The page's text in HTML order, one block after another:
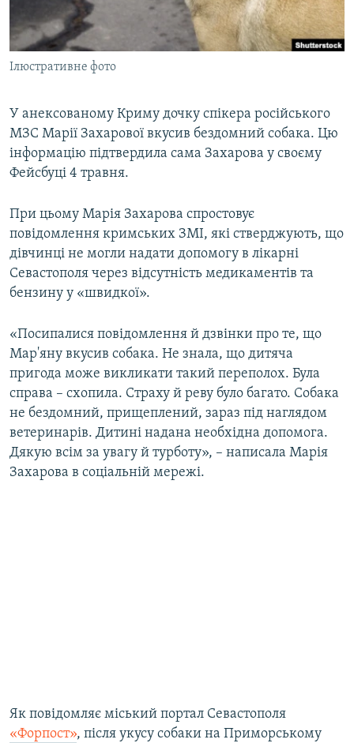
ВІДЕОУРОКИ «ELIFBE»
СВІДЧЕННЯ ОКУПАЦІЇ
УКРАЇНСЬКА ПРОБЛЕМА КРИМУ
Русский
Qırımtatar
Усі сайти RFE/RL
Ілюстративне фото
У анексованому Криму дочку спікера російського
МЗС Марії Захарової вкусив бездомний собака. Цю
інформацію підтвердила сама Захарова у своєму
Фейсбуці 4 травня.
При цьому Марія Захарова спростовує
повідомлення кримських ЗМІ, які стверджують, що
дівчинці не могли надати допомогу в лікарні
Севастополя через відсутність медикаментів та
бензину у «швидкої».
«Посипалися повідомлення й дзвінки про те, що
Мар'яну вкусив собака. Не знала, що дитяча
пригода може викликати такий переполох. Була
справа – схопила. Страху й реву було багато. Собака
не бездомний, прищеплений, зараз під наглядом
ветеринарів. Дитині надана необхідна допомога.
Дякую всім за увагу й турботу», – написала Марія
Захарова в соціальній мережі.
Як повідомляє міський портал Севастополя
«Форпост», після укусу собаки на Приморському